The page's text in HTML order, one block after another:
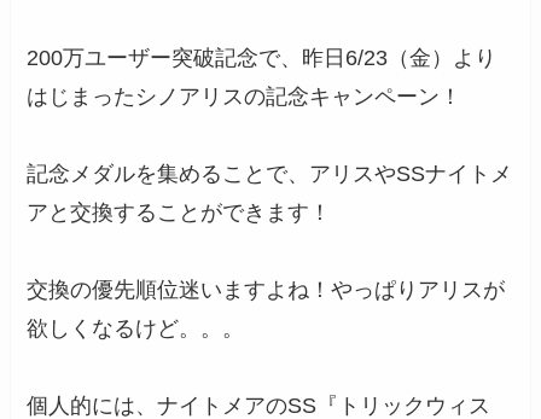
200万ユーザー突破記念で、昨日6/23（金）より
はじまったシノアリスの記念キャンペーン！
記念メダルを集めることで、アリスやSSナイトメ
アと交換することができます！
交換の優先順位迷いますよね！やっぱりアリスが
欲しくなるけど。。。
個人的には、ナイトメアのSS『トリックウィス